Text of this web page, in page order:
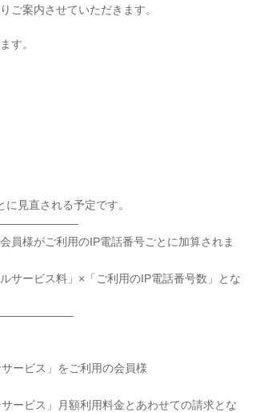
ご案内させていただきます。
す。
直される予定です。
員様がご利用のIP電話番号ごとに加算されま
サービス料」×「ご利用のIP電話番号数」とな
ービス」をご利用の会員様
ビス」月額利用料金とあわせての請求とな